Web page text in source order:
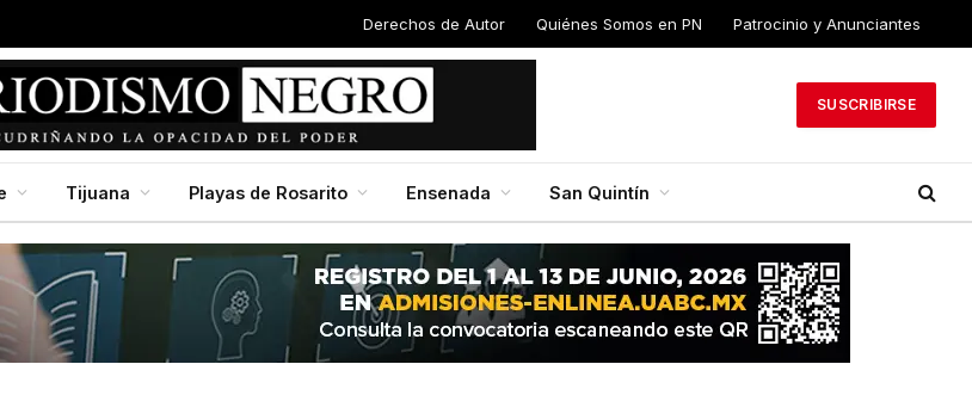
Derechos de Autor Quiénes Somos en PN Patrocinio y Anunciantes
SUSCRIBIRSE
Tijuana Playas de Rosarito Ensenada San Quintín